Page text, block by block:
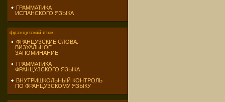
ГРАММАТИКА
ИСПАНСКОГО ЯЗЫКА
французский язык
ФРАНЦУЗСКИЕ СЛОВА.
ВИЗУАЛЬНОЕ
ЗАПОМИНАНИЕ
ГРАММАТИКА
ФРАНЦУЗСКОГО ЯЗЫКА
ВНУТРИШКОЛЬНЫЙ КОНТРОЛЬ
ПО ФРАНЦУЗСКОМУ ЯЗЫКУ